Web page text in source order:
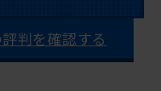
判を確認する